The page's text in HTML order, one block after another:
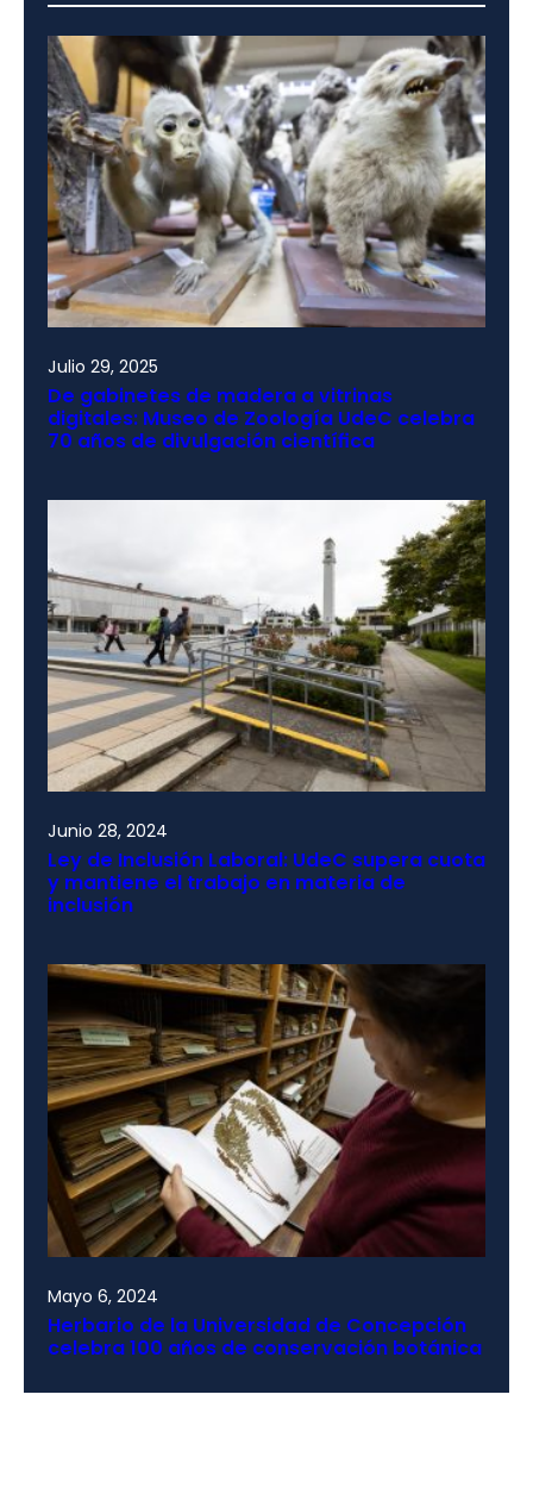
Julio 29, 2025
De gabinetes de madera a vitrinas
digitales: Museo de Zoología UdeC celebra
70 años de divulgación científica
Junio 28, 2024
Ley de Inclusión Laboral: UdeC supera cuota
y mantiene el trabajo en materia de
inclusión
Mayo 6, 2024
Herbario de la Universidad de Concepción
celebra 100 años de conservación botánica